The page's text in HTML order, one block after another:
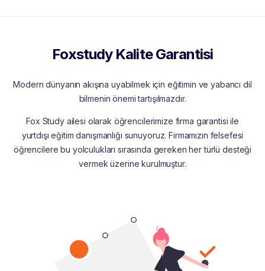
Foxstudy Kalite Garantisi
Modern dünyanın akışına uyabilmek için eğitimin ve yabancı dil
bilmenin önemi tartışılmazdır.
Fox Study ailesi olarak öğrencilerimize firma garantisi ile
yurtdışı eğitim danışmanlığı sunuyoruz. Firmamızın felsefesi
öğrencilere bu yolculukları sırasında gereken her türlü desteği
vermek üzerine kurulmuştur.